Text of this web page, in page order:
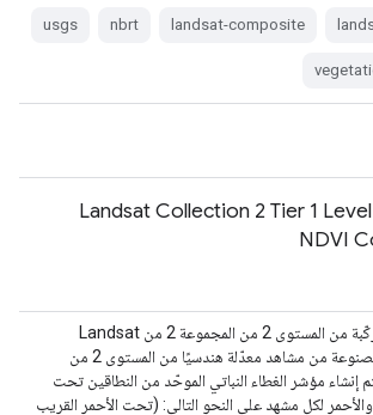
landsat-composite
nbrt
usgs
Landsat Collection 2 Tier 1
NDVI
هذه الصور المركّبة من المستوى 2 من المجموعة 2 من Landsat
Collection مصنوعة من مشاهد معدّلة هندسيًا من المستوى 2 من
1. يتم إنشاء مؤشر الغطاء النباتي الموحّد من النطاقين تحت
لكل مشهد على النحو التالي: (تحت الأحمر القريب